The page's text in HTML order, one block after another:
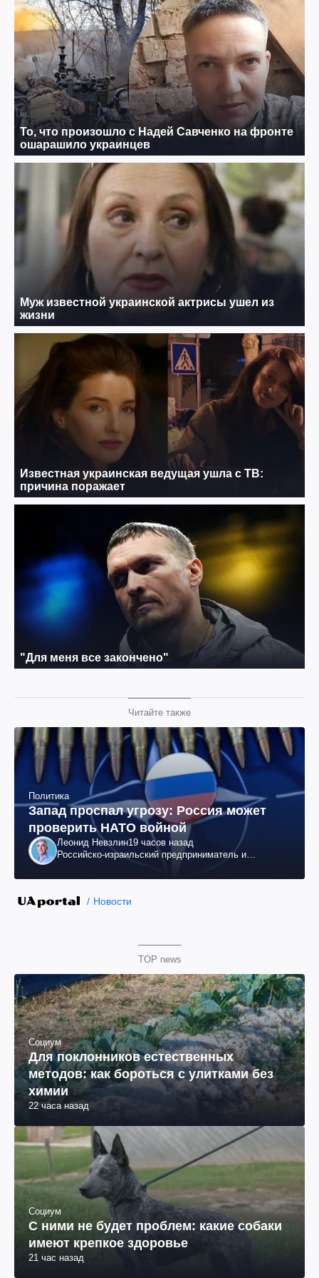
Читайте также
Политика
Запад проспал угрозу: Россия может
проверить НАТО войной
Леонид Невзлин19 часов назад
Российско-израильский предприниматель и
"ЮКОСа"
Новости
TOP news
Социум
Для поклонников естественных
методов: как бороться с улитками без
химии
22 часа назад
Социум
С ними не будет проблем: какие собаки
имеют крепкое здоровье
21 час назад